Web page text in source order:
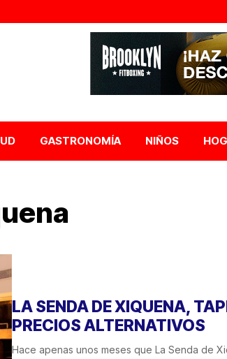
GASTRONOMÍA NIÑOS
LA SENDA DE XIQUENA,
PRECIOS ALTERNATIVOS
Hace apenas unos meses que La Senda de